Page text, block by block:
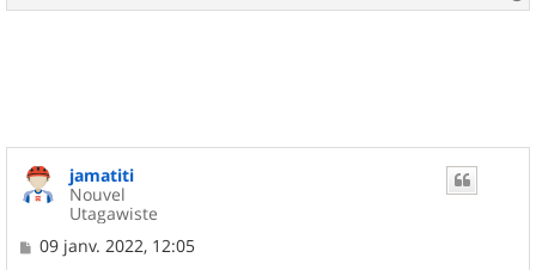
a
jamatiti
Nouvel
Utagawiste
M
09 janv. 2022, 12:05